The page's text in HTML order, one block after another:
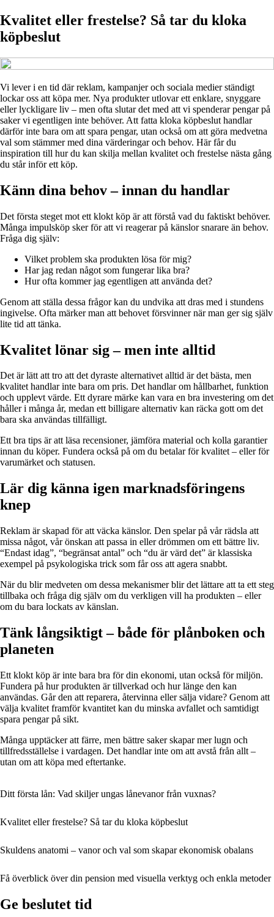
Kvalitet eller frestelse? Så tar du kloka
köpbeslut
Vi lever i en tid där reklam, kampanjer och sociala medier ständigt
lockar oss att köpa mer. Nya produkter utlovar ett enklare, snyggare
eller lyckligare liv – men ofta slutar det med att vi spenderar pengar på
saker vi egentligen inte behöver. Att fatta kloka köpbeslut handlar
därför inte bara om att spara pengar, utan också om att göra medvetna
val som stämmer med dina värderingar och behov. Här får du
inspiration till hur du kan skilja mellan kvalitet och frestelse nästa gång
du står inför ett köp.
Känn dina behov – innan du handlar
Det första steget mot ett klokt köp är att förstå vad du faktiskt behöver.
Många impulsköp sker för att vi reagerar på känslor snarare än behov.
Fråga dig själv:
Vilket problem ska produkten lösa för mig?
Har jag redan något som fungerar lika bra?
Hur ofta kommer jag egentligen att använda det?
Genom att ställa dessa frågor kan du undvika att dras med i stundens
ingivelse. Ofta märker man att behovet försvinner när man ger sig själv
lite tid att tänka.
Kvalitet lönar sig – men inte alltid
Det är lätt att tro att det dyraste alternativet alltid är det bästa, men
kvalitet handlar inte bara om pris. Det handlar om hållbarhet, funktion
och upplevt värde. Ett dyrare märke kan vara en bra investering om det
håller i många år, medan ett billigare alternativ kan räcka gott om det
bara ska användas tillfälligt.
Ett bra tips är att läsa recensioner, jämföra material och kolla garantier
innan du köper. Fundera också på om du betalar för kvalitet – eller för
varumärket och statusen.
Lär dig känna igen marknadsföringens
knep
Reklam är skapad för att väcka känslor. Den spelar på vår rädsla att
missa något, vår önskan att passa in eller drömmen om ett bättre liv.
“Endast idag”, “begränsat antal” och “du är värd det” är klassiska
exempel på psykologiska trick som får oss att agera snabbt.
När du blir medveten om dessa mekanismer blir det lättare att ta ett steg
tillbaka och fråga dig själv om du verkligen vill ha produkten – eller
om du bara lockats av känslan.
Tänk långsiktigt – både för plånboken och
planeten
Ett klokt köp är inte bara bra för din ekonomi, utan också för miljön.
Fundera på hur produkten är tillverkad och hur länge den kan
användas. Går den att reparera, återvinna eller sälja vidare? Genom att
välja kvalitet framför kvantitet kan du minska avfallet och samtidigt
spara pengar på sikt.
Många upptäcker att färre, men bättre saker skapar mer lugn och
tillfredsställelse i vardagen. Det handlar inte om att avstå från allt –
utan om att köpa med eftertanke.
Ditt första lån: Vad skiljer ungas lånevanor från vuxnas?
Kvalitet eller frestelse? Så tar du kloka köpbeslut
Skuldens anatomi – vanor och val som skapar ekonomisk obalans
Få överblick över din pension med visuella verktyg och enkla metoder
Ge beslutet tid